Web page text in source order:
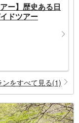
ー】歴史ある日
ドツアー
ンをすべて見る(1)